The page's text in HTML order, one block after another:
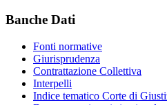
Banche Dati
Fonti normative
Giurisprudenza
Contrattazione Collettiva
Interpelli
Indice tematico Corte di